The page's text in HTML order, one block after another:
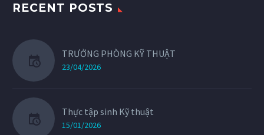
RECENT POSTS
TRƯỞNG PHÒNG KỸ THUẬT
23/04/2026
Thực tập sinh Kỹ thuật
15/01/2026